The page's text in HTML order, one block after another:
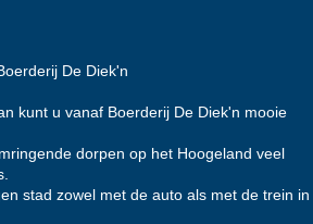
De Diek'n
kunt u vanaf Boerderij De Diek'n mooie
dorpen op het Hoogeland veel
stad zowel met de auto als met de trein in